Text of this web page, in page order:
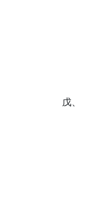
戊、